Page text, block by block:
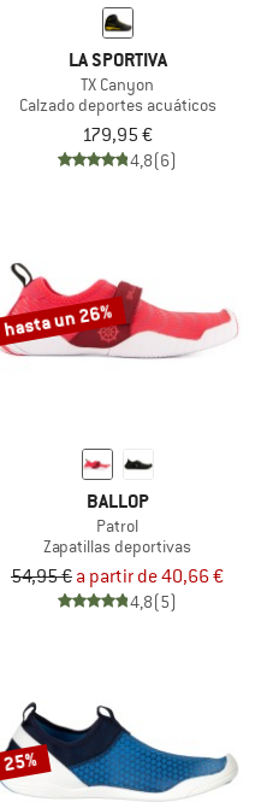
LA SPORTIVA
TX Canyon
Calzado deportes acuáticos
179,95 €
4,8(6)
hasta un 26%
BALLOP
Patrol
Zapatillas deportivas
54,95 € a partir de 40,66 €
4,8(5)
25%